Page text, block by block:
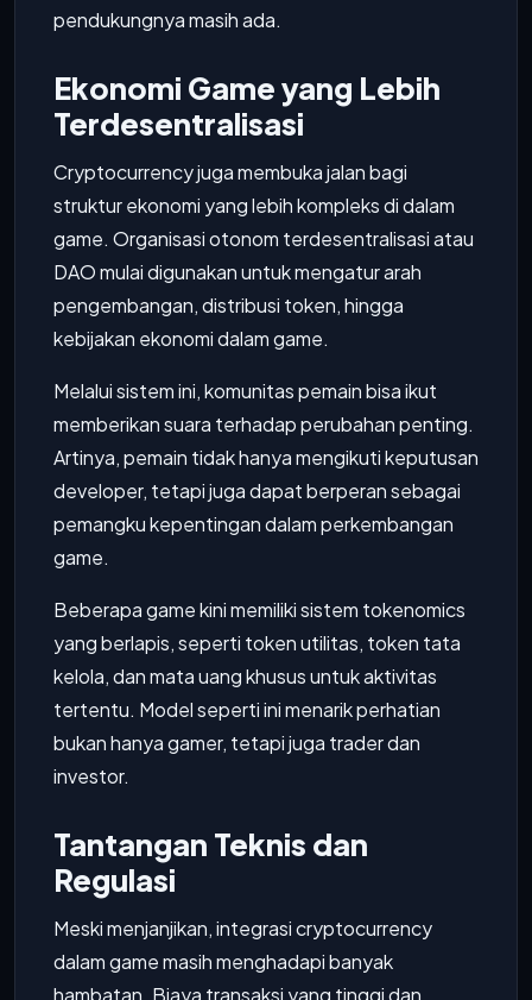
pendukungnya masih ada.
Ekonomi Game yang Lebih
Terdesentralisasi
Cryptocurrency juga membuka jalan bagi
struktur ekonomi yang lebih kompleks di dalam
game. Organisasi otonom terdesentralisasi atau
DAO mulai digunakan untuk mengatur arah
pengembangan, distribusi token, hingga
kebijakan ekonomi dalam game.
Melalui sistem ini, komunitas pemain bisa ikut
memberikan suara terhadap perubahan penting.
Artinya, pemain tidak hanya mengikuti keputusan
developer, tetapi juga dapat berperan sebagai
pemangku kepentingan dalam perkembangan
game.
Beberapa game kini memiliki sistem tokenomics
yang berlapis, seperti token utilitas, token tata
kelola, dan mata uang khusus untuk aktivitas
tertentu. Model seperti ini menarik perhatian
bukan hanya gamer, tetapi juga trader dan
investor.
Tantangan Teknis dan
Regulasi
Meski menjanjikan, integrasi cryptocurrency
dalam game masih menghadapi banyak
hambatan. Biaya transaksi yang tinggi dan